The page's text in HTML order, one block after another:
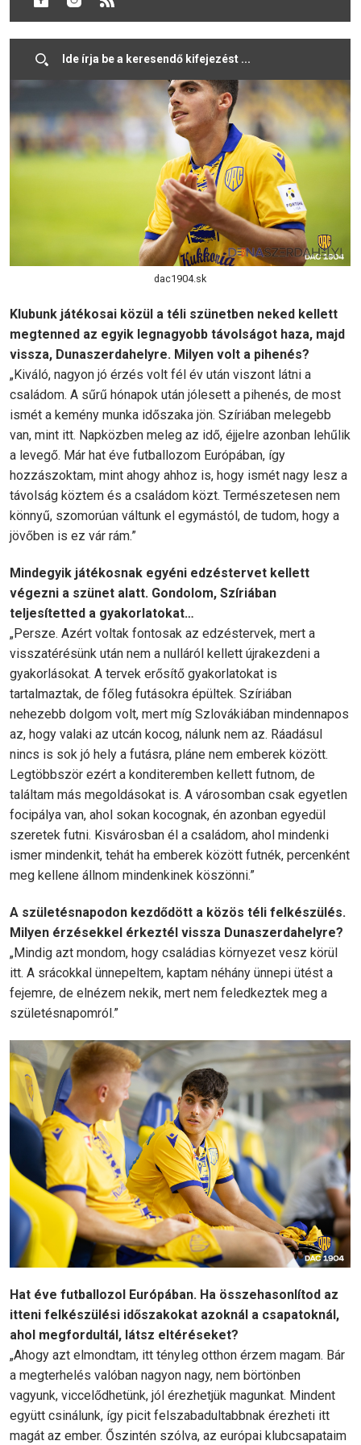
abszolválni.
dac1904.sk
Klubunk játékosai közül a téli szünetben neked kellett
megtenned az egyik legnagyobb távolságot haza, majd
vissza, Dunaszerdahelyre. Milyen volt a pihenés?
„Kiváló, nagyon jó érzés volt fél év után viszont látni a
családom. A sűrű hónapok után jólesett a pihenés, de most
ismét a kemény munka időszaka jön. Szíriában melegebb
van, mint itt. Napközben meleg az idő, éjjelre azonban lehűlik
a levegő. Már hat éve futballozom Európában, így
hozzászoktam, mint ahogy ahhoz is, hogy ismét nagy lesz a
távolság köztem és a családom közt. Természetesen nem
könnyű, szomorúan váltunk el egymástól, de tudom, hogy a
jövőben is ez vár rám.”
Mindegyik játékosnak egyéni edzéstervet kellett
végezni a szünet alatt. Gondolom, Szíriában
teljesítetted a gyakorlatokat…
„Persze. Azért voltak fontosak az edzéstervek, mert a
visszatérésünk után nem a nulláról kellett újrakezdeni a
gyakorlásokat. A tervek erősítő gyakorlatokat is
tartalmaztak, de főleg futásokra épültek. Szíriában
nehezebb dolgom volt, mert míg Szlovákiában mindennapos
az, hogy valaki az utcán kocog, nálunk nem az. Ráadásul
nincs is sok jó hely a futásra, pláne nem emberek között.
Legtöbbször ezért a konditeremben kellett futnom, de
találtam más megoldásokat is. A városomban csak egyetlen
focipálya van, ahol sokan kocognak, én azonban egyedül
szeretek futni. Kisvárosban él a családom, ahol mindenki
ismer mindenkit, tehát ha emberek között futnék, percenként
meg kellene állnom mindenkinek köszönni.”
A születésnapodon kezdődött a közös téli felkészülés.
Milyen érzésekkel érkeztél vissza Dunaszerdahelyre?
„Mindig azt mondom, hogy családias környezet vesz körül
itt. A srácokkal ünnepeltem, kaptam néhány ünnepi ütést a
fejemre, de elnézem nekik, mert nem feledkeztek meg a
születésnapomról.”
Hat éve futballozol Európában. Ha összehasonlítod az
itteni felkészülési időszakokat azoknál a csapatoknál,
ahol megfordultál, látsz eltéréseket?
„Ahogy azt elmondtam, itt tényleg otthon érzem magam. Bár
a megterhelés valóban nagyon nagy, nem börtönben
vagyunk, viccelődhetünk, jól érezhetjük magunkat. Mindent
együtt csinálunk, így picit felszabadultabbnak érezheti itt
magát az ember. Őszintén szólva, az európai klubcsapataim